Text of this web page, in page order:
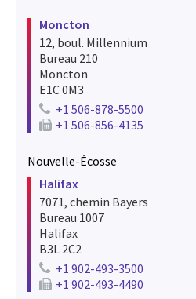
Moncton
12, boul. Millennium
Bureau 210
Moncton
E1C 0M3
+1 506-878-5500
Telephone number for
+1 506-856-4135
Nouvelle-Écosse
Halifax
7071, chemin Bayers
Bureau 1007
Halifax
B3L 2C2
+1 902-493-3500
Telephone number for halifax
+1 902-493-4490